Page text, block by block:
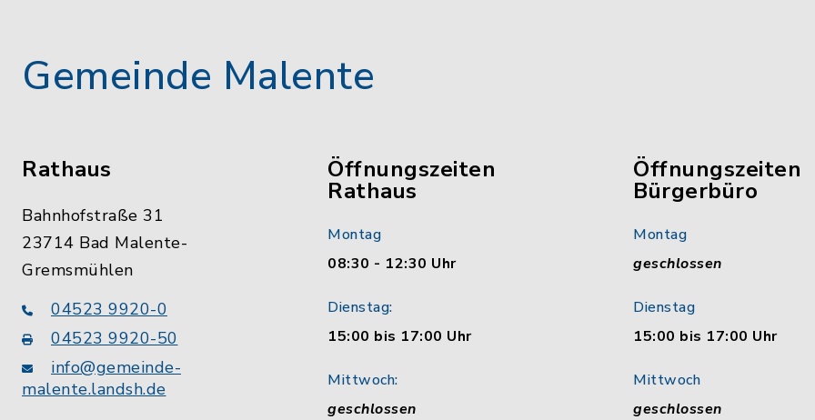
Gemeinde Malente
Rathaus
Bahnhofstraße 31
23714 Bad Malente-
Gremsmühlen
04523 9920-0
04523 9920-50
info@gemeinde-
malente.landsh.de
Öffnungszeiten
Rathaus
Montag
08:30 - 12:30 Uhr
Dienstag:
15:00 bis 17:00 Uhr
Mittwoch:
geschlossen
Öffnungszeiten
Bürgerbüro
Montag
geschlossen
Dienstag
15:00 bis 17:00 Uhr
Mittwoch
geschlossen